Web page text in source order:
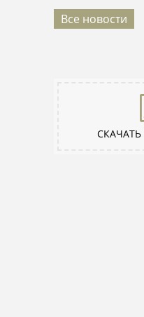
Все новости